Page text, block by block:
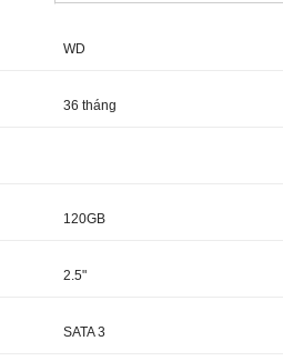
WD
36 tháng
120GB
2.5"
SATA 3